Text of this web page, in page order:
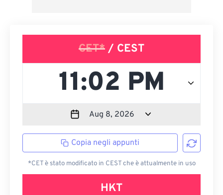
CET* / CEST
Copia negli appunti
*CET è stato modificato in CEST che è attualmente in uso
HKT